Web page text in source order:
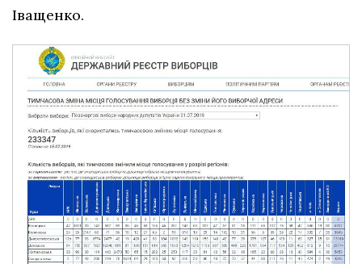
Іващенко.